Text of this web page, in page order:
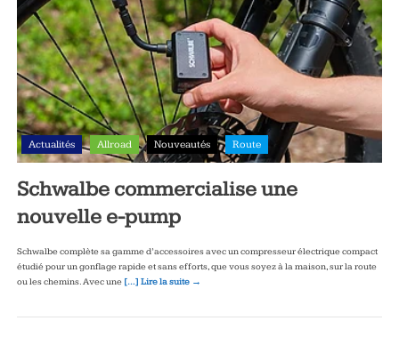
Actualités Allroad Nouveautés Route
Schwalbe commercialise une
nouvelle e-pump
Schwalbe complète sa gamme d’accessoires avec un compresseur électrique compact
étudié pour un gonflage rapide et sans efforts, que vous soyez à la maison, sur la route
ou les chemins. Avec une […] Lire la suite →